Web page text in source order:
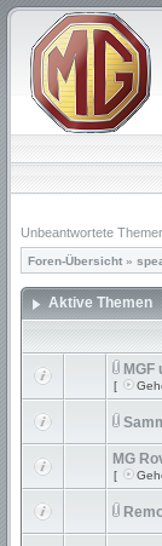
Unbeantwortete
Foren-Übersicht »
Aktive Themen
[
MG
[